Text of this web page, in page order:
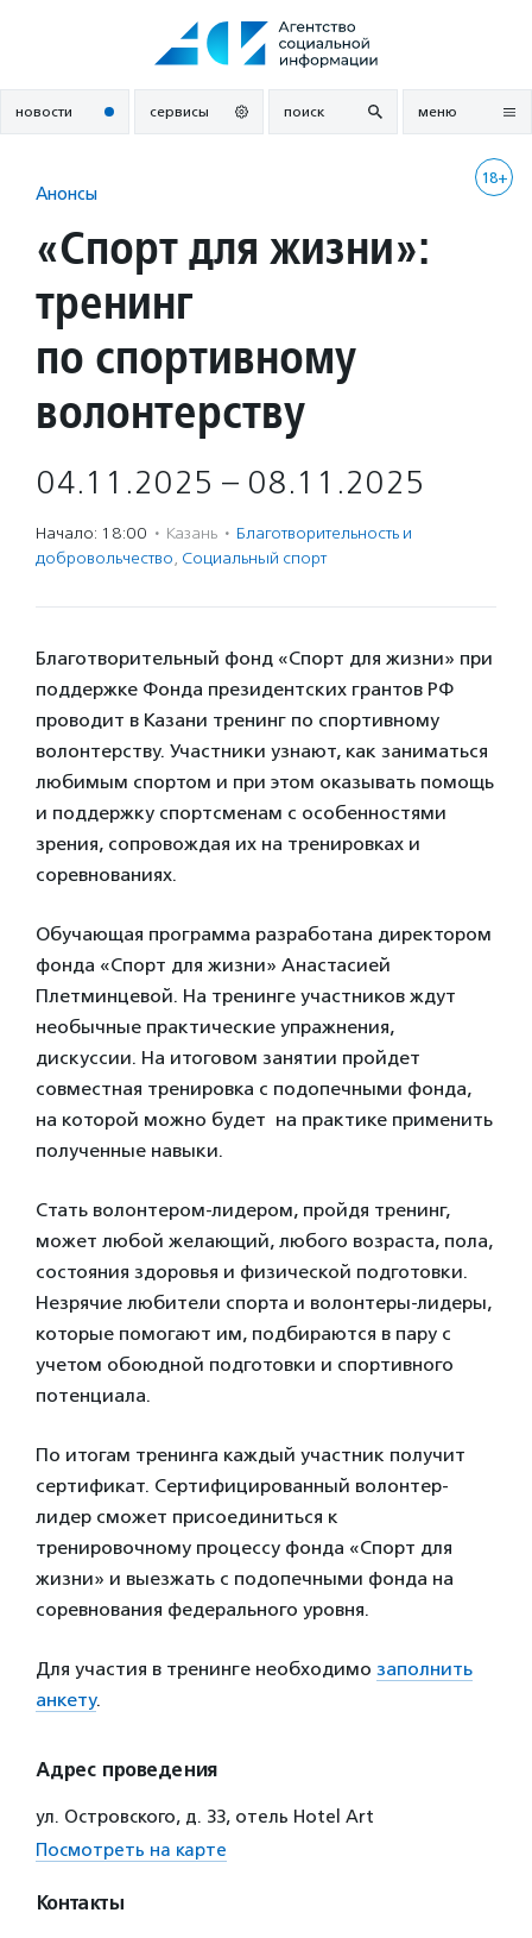
новости сервисы поиск меню
18+
Анонсы
«Спорт для жизни»:
тренинг
по спортивному
волонтерству
04.11.2025 – 08.11.2025
Начало: 18:00 · Казань · Благотвори­тель­ность и
доброволь­чест­во, Социальный спорт
Благотворительный фонд «Спорт для жизни» при
поддержке Фонда президентских грантов РФ
проводит в Казани тренинг по спортивному
волонтерству. Участники узнают, как заниматься
любимым спортом и при этом оказывать помощь
и поддержку спортсменам с особенностями
зрения, сопровождая их на тренировках и
соревнованиях.
Обучающая программа разработана директором
фонда «Спорт для жизни» Анастасией
Плетминцевой. На тренинге участников ждут
необычные практические упражнения,
дискуссии. На итоговом занятии пройдет
совместная тренировка с подопечными фонда,
на которой можно будет на практике применить
полученные навыки.
Стать волонтером-лидером, пройдя тренинг,
может любой желающий, любого возраста, пола,
состояния здоровья и физической подготовки.
Незрячие любители спорта и волонтеры-лидеры,
которые помогают им, подбираются в пару с
учетом обоюдной подготовки и спортивного
потенциала.
По итогам тренинга каждый участник получит
сертификат. Сертифицированный волонтер-
лидер сможет присоединиться к
тренировочному процессу фонда «Спорт для
жизни» и выезжать с подопечными фонда на
соревнования федерального уровня.
Для участия в тренинге необходимо заполнить
анкету.
Адрес проведения
ул. Островского, д. 33, отель Hotel Art
Посмотреть на карте
Контакты